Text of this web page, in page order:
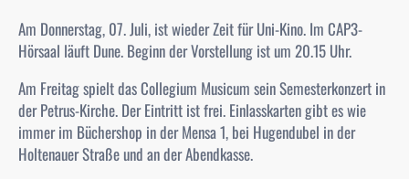
Am Donnerstag, 07. Juli, ist wieder Zeit für Uni-Kino. Im CAP3-
Hörsaal läuft Dune. Beginn der Vorstellung ist um 20.15 Uhr.
Am Freitag spielt das Collegium Musicum sein Semesterkonzert in
der Petrus-Kirche. Der Eintritt ist frei. Einlasskarten gibt es wie
immer im Büchershop in der Mensa 1, bei Hugendubel in der
Holtenauer Straße und an der Abendkasse.